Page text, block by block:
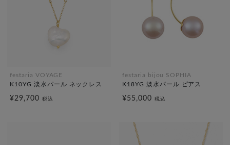
festaria VOYAGE
K10YG 淡水パール ネックレス
¥29,700 税込
festaria bijou SOPHIA
K18YG 淡水パール ピアス
¥55,000 税込